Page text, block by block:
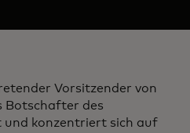
Vorsitzender von
Botschafter des
konzentriert sich auf